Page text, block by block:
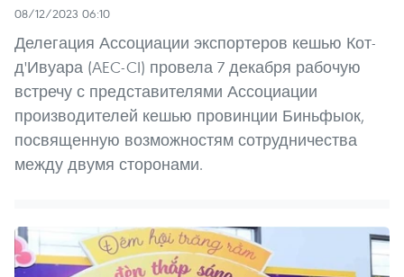
08/12/2023 06:10
Делегация Ассоциации экспортеров кешью Кот-
д'Ивуара (AEC-CI) провела 7 декабря рабочую
встречу с представителями Ассоциации
производителей кешью провинции Биньфыок,
посвященную возможностям сотрудничества
между двумя сторонами.